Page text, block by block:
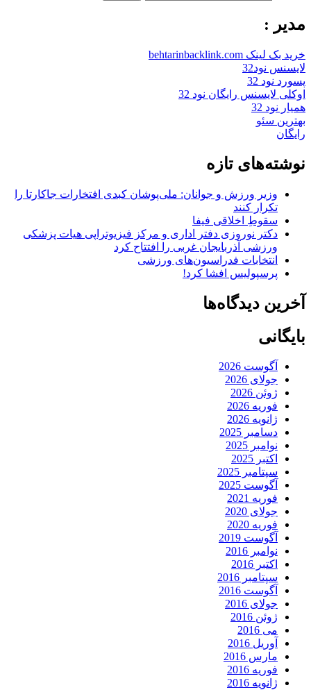
مدیر :
خرید بک لینک behtarinbacklink.com
لایسنس نود32
پسورد نود 32
اوکلی لایسنس رایگان نود 32
همیار نود 32
بهترین سئو
رایگان
نوشته‌های تازه
وزیر ورزش و جوانان: ملی‌پوشان کبدی افتخارات جاکارتا را
تکرار کنند
سقوطِ اخلاقی فیفا
دکتر نوروزی دفتر اداری و مرکز فیزیوتراپی هیات پزشکی
ورزشی آذربایجان غربی را افتتاح کرد
انتخابات فدراسیون‌های ورزشی
پرسپولیس افشا کرد!
آخرین دیدگاه‌ها
بایگانی
آگوست 2026
جولای 2026
ژوئن 2026
فوریه 2026
ژانویه 2026
دسامبر 2025
نوامبر 2025
اکتبر 2025
سپتامبر 2025
آگوست 2025
فوریه 2021
جولای 2020
فوریه 2020
آگوست 2019
نوامبر 2016
اکتبر 2016
سپتامبر 2016
آگوست 2016
جولای 2016
ژوئن 2016
می 2016
آوریل 2016
مارس 2016
فوریه 2016
ژانویه 2016